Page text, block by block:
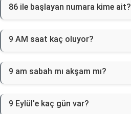
86 ile başlayan numara kime ait?
9 AM saat kaç oluyor?
9 am sabah mı akşam mı?
9 Eylül'e kaç gün var?